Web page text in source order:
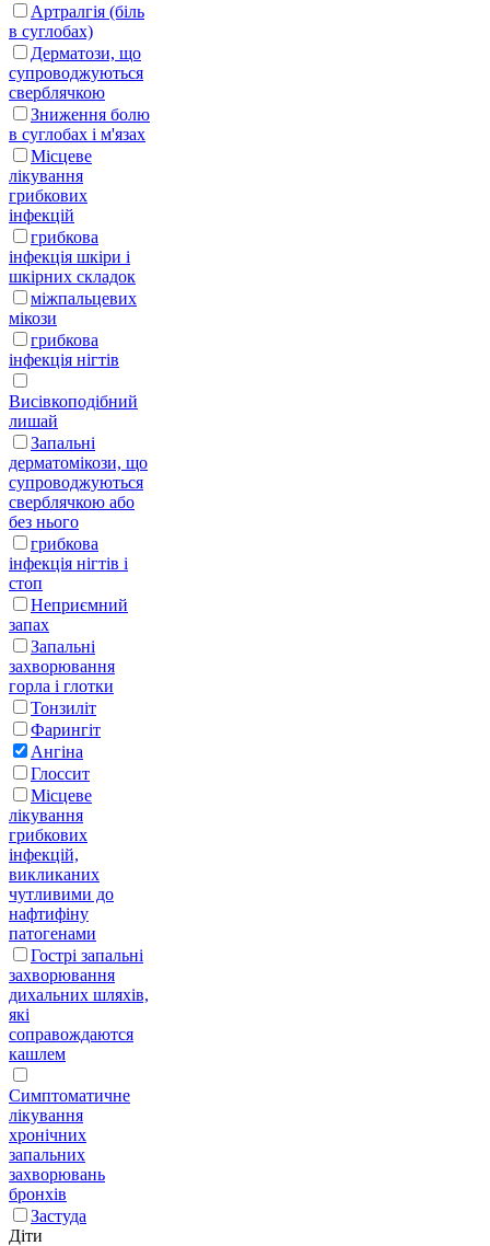
Артралгія (біль
в суглобах)
Дерматози, що
супроводжуються
сверблячкою
Зниження болю
в суглобах і м'язах
Місцеве
лікування
грибкових
інфекцій
грибкова
інфекція шкіри і
шкірних складок
міжпальцевих
мікози
грибкова
інфекція нігтів
Висівкоподібний
лишай
Запальні
дерматомікози, що
супроводжуються
сверблячкою або
без нього
грибкова
інфекція нігтів і
стоп
Неприємний
запах
Запальні
захворювання
горла і глотки
Тонзиліт
Фарингіт
Ангіна
Глоссит
Місцеве
лікування
грибкових
інфекцій,
викликаних
чутливими до
нафтифіну
патогенами
Гострі запальні
захворювання
дихальних шляхів,
які
соправождаются
кашлем
Симптоматичне
лікування
хронічних
запальних
захворювань
бронхів
Застуда
Діти